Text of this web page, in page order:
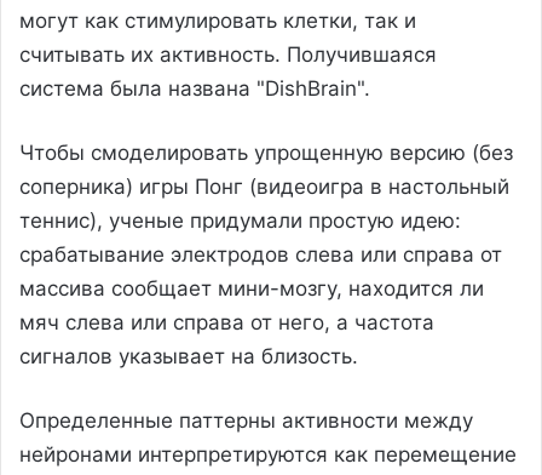
могут как стимулировать клетки, так и
считывать их активность. Получившаяся
система была названа "DishBrain".
Чтобы смоделировать упрощенную версию (без
соперника) игры Понг (видеоигра в настольный
теннис), ученые придумали простую идею:
срабатывание электродов слева или справа от
массива сообщает мини-мозгу, находится ли
мяч слева или справа от него, а частота
сигналов указывает на близость.
Определенные паттерны активности между
нейронами интерпретируются как перемещение